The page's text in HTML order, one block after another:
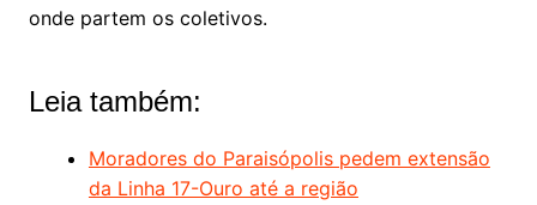
onde partem os coletivos.
Leia também:
Moradores do Paraisópolis pedem extensão
da Linha 17-Ouro até a região